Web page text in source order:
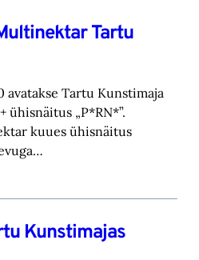
Tartu
avatakse Tartu Kunstimaja
ühisnäitus „P*RN*”.
kuues ühisnäitus
Kunstimajas